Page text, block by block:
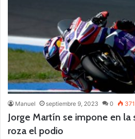
Manuel septiembre 9, 2023 0 371
Jorge Martín se impone en la
roza el podio